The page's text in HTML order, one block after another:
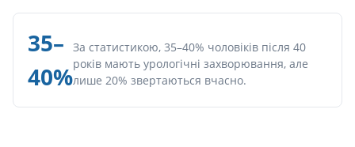
35–
40%
За статистикою, 35–40% чоловіків після 40
років мають урологічні захворювання, але
лише 20% звертаються вчасно.